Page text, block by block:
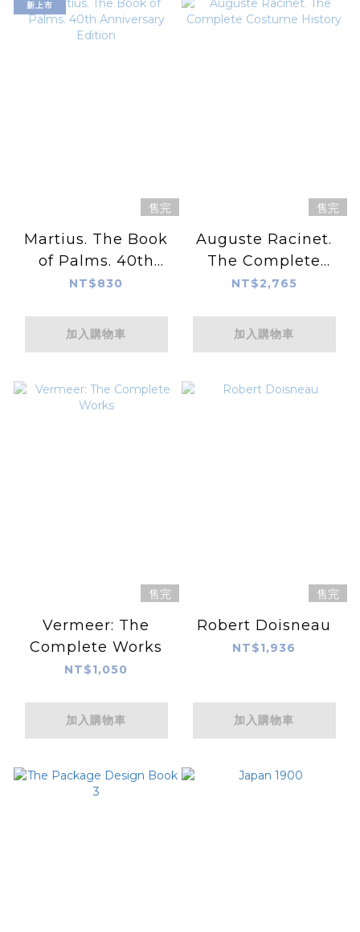
新上市
售完
Martius. The Book
of Palms. 40th
Anniversary
NT$830
加入購物車
售完
Auguste Racinet.
The Complete
Costume History
NT$2,765
加入購物車
售完
Vermeer: The
Complete Works
NT$1,050
加入購物車
售完
Robert Doisneau
NT$1,936
加入購物車